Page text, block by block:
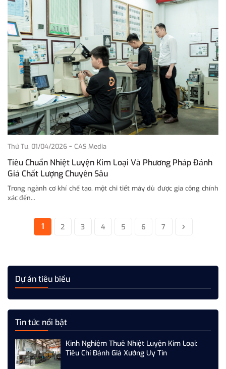
Thứ Tư, 01/04/2026 - CAS Media
Tiêu Chuẩn Nhiệt Luyện Kim Loại Và Phương Pháp Đánh
Giá Chất Lượng Chuyên Sâu
Trong ngành cơ khí chế tạo, một chi tiết máy dù được gia công chính
xác đến...
1 2 3 4 5 6 7
Dự án tiêu biểu
Tin tức nổi bật
Kinh Nghiệm Thuê Nhiệt Luyện Kim Loại:
Tiêu Chí Đánh Giá Xưởng Uy Tín